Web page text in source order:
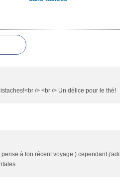
/> <br /> Un délice pour le thé!
à ton récent voyage ) cependant